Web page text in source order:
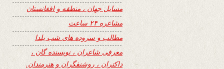
مسایل جهان ، منطقه و افغانستان
مشاعره ۲۴ ساعت
مطالب و سروده های شب یلدا
معرفی شاعران ، نویسنده گان ،
داکتران ، روشنفگران و هنرمندان.